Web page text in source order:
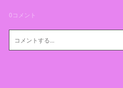
0コメント